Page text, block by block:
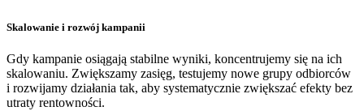
Skalowanie i rozwój kampanii
Gdy kampanie osiągają stabilne wyniki, koncentrujemy się na ich
skalowaniu. Zwiększamy zasięg, testujemy nowe grupy odbiorców
i rozwijamy działania tak, aby systematycznie zwiększać efekty bez
utraty rentowności.